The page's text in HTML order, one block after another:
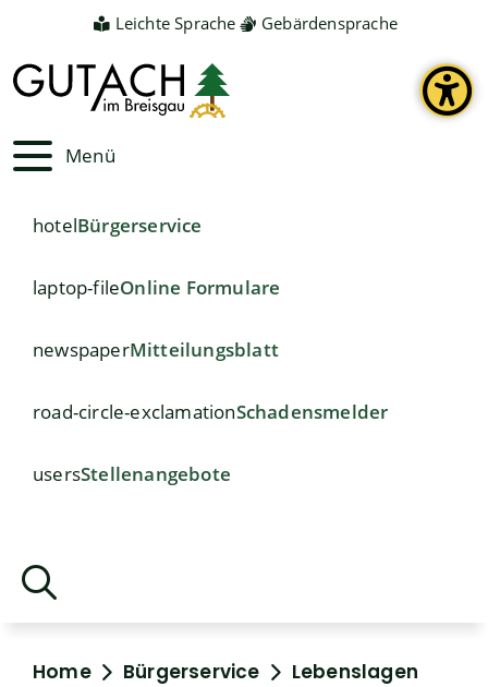
Leichte Sprache Gebärdensprache
Menü
hotelBürgerservice
laptop-fileOnline Formulare
newspaperMitteilungsblatt
road-circle-exclamationSchadensmelder
usersStellenangebote
Home Bürgerservice
Lebenslagen